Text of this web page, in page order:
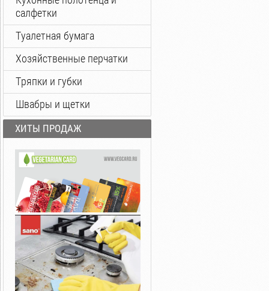
салфетки
Туалетная бумага
Хозяйственные перчатки
Тряпки и губки
Швабры и щетки
ХИТЫ ПРОДАЖ